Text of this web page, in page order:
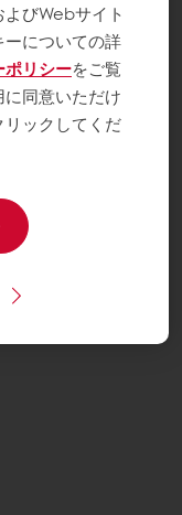
びWebサイト
についての詳
ポリシーをご覧
同意いただけ
ックしてくだ